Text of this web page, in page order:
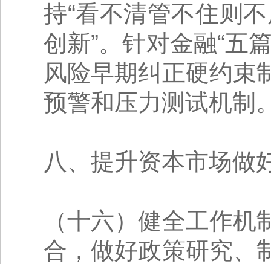
持“看不清管不住则
创新”。针对金融“五
风险早期纠正硬约束
预警和压力测试机制
八、提升资本市场做
（十六）健全工作
合，做好政策研究、